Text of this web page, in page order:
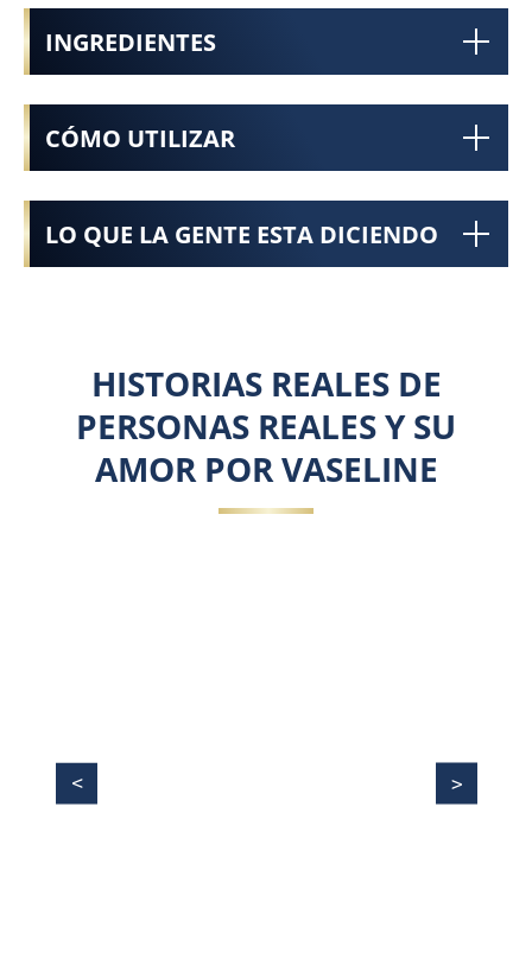
INGREDIENTES
CÓMO UTILIZAR
LO QUE LA GENTE ESTA DICIENDO
HISTORIAS REALES DE
PERSONAS REALES Y SU
AMOR POR VASELINE